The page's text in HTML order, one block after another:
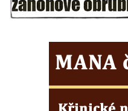
Pivovar Chalupník v
Dům obuvi Baťa v Liberci
Hotel Cristal v Železném
Spořitelna a muzeum v